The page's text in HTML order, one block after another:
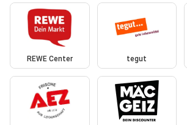
REWE Center tegut